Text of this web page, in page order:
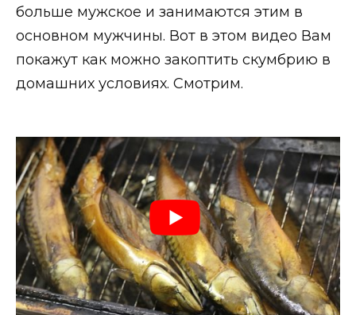
больше мужское и занимаются этим в
основном мужчины. Вот в этом видео Вам
покажут как можно закоптить скумбрию в
домашних условиях. Смотрим.